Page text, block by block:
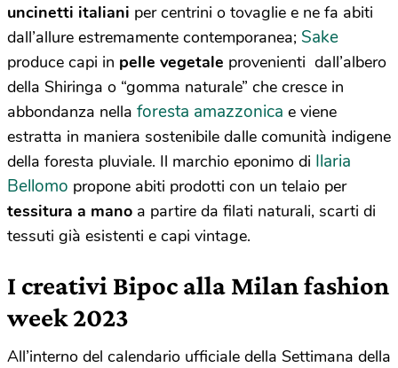
uncinetti italiani per centrini o tovaglie e ne fa abiti
dall’allure estremamente contemporanea; Sake
produce capi in pelle vegetale provenienti dall’albero
della Shiringa o “gomma naturale” che cresce in
abbondanza nella foresta amazzonica e viene
estratta in maniera sostenibile dalle comunità indigene
della foresta pluviale. Il marchio eponimo di Ilaria
Bellomo propone abiti prodotti con un telaio per
tessitura a mano a partire da filati naturali, scarti di
tessuti già esistenti e capi vintage.
I creativi Bipoc alla Milan fashion
week 2023
All’interno del calendario ufficiale della Settimana della